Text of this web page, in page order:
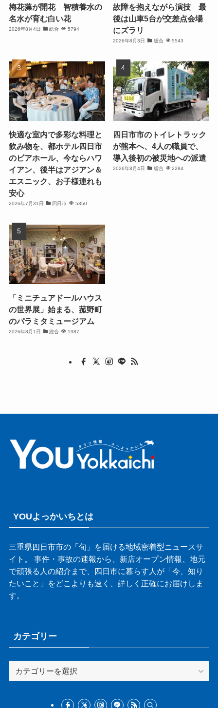
梅花藻が開花 智積養水の
名水が育む白い花
2026年8月4日 総合 5794
故障を抱えながら演技 最
後は山車5台が交差点会場
にズラリ
2026年8月3日 総合 5543
快適な室内で多彩な料理と
飲み物を、都ホテル四日市
のビアホール、今ならハワ
イアン、後半はアジアン＆
エスニック、お子様連れも
安心
2026年7月31日 四日市 5350
四日市市のトイレトラック
が熊本へ、4人の職員で、
導入後初の被災地への派遣
2026年8月4日 総合 2284
「ミニチュアドールハウス
の世界展」始まる、菰野町
のパラミタミュージアム
2026年8月1日 総合 1987
YOUよっかいちとは
三重県四日市市の「旬」を届ける地域密着型ニュースサ
イト。 事件・事故の速報から、新店オープン情報、地元
で頑張る人の紹介まで、四日市に暮らす人が「今、知り
たいこと」をどこよりも速く、詳しく正確にお届けしま
す。
カテゴリー
テ